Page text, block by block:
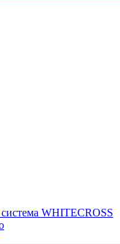
WHITECROSS